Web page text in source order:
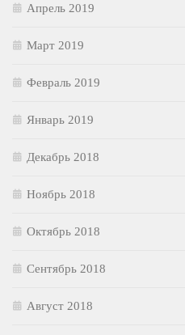
Апрель 2019
Март 2019
Февраль 2019
Январь 2019
Декабрь 2018
Ноябрь 2018
Октябрь 2018
Сентябрь 2018
Август 2018